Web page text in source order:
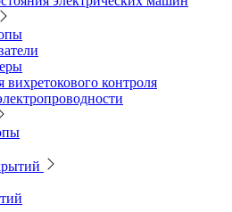
подшипников
и электромагниты
и ферритометры
магнитопорошкового
МПД
электрических машин